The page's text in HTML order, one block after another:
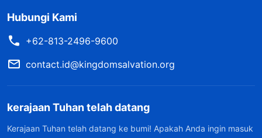
Hubungi Kami
+62-813-2496-9600
contact.id@kingdomsalvation.org
kerajaan Tuhan telah datang
Kerajaan Tuhan telah datang ke bumi! Apakah Anda ingin masuk